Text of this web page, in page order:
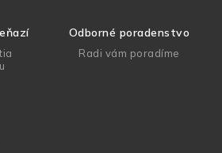
Odborné poradenstvo
Radi vám poradíme